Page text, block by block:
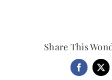
Share This
Facebook
X